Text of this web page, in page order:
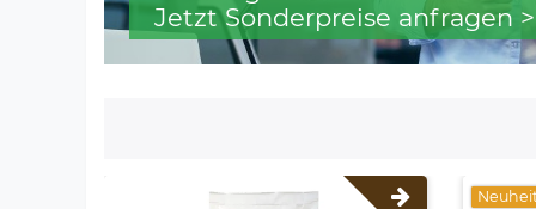
Jetzt Sonderpreise anfragen